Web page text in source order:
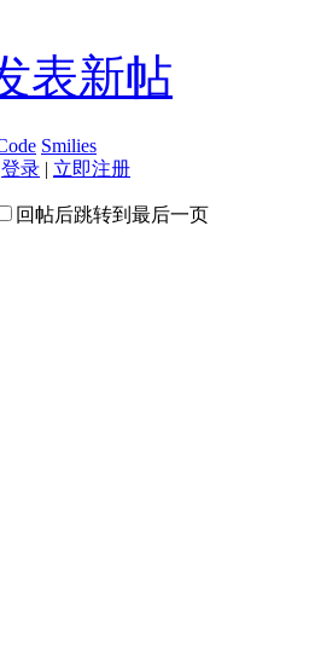
表新帖
Smilies
登录 | 立即注册
回帖后跳转到最后一页